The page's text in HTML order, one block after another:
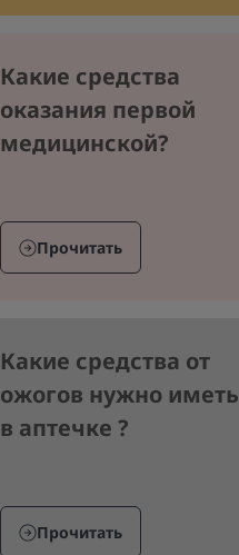
Какие средства
оказания первой
медицинской?
Прочитать
Какие средства от
ожогов нужно иметь
в аптечке ?
Прочитать